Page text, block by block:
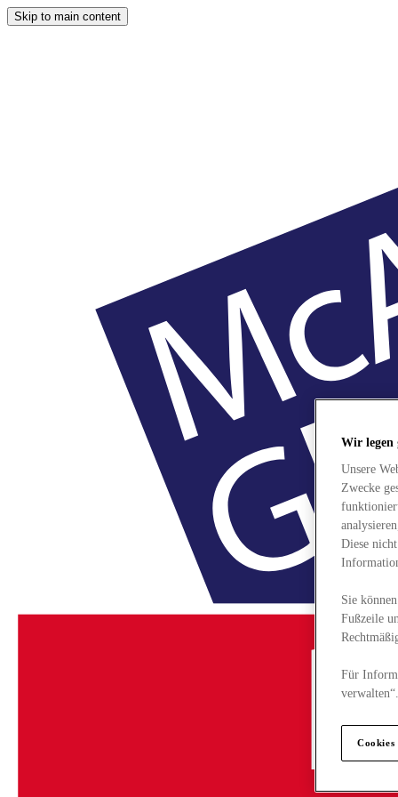
Skip to main content
Wir legen
Unsere
Zwecke
Diese
Sie
Fußzeile
Für
verwalten“.
Cookies